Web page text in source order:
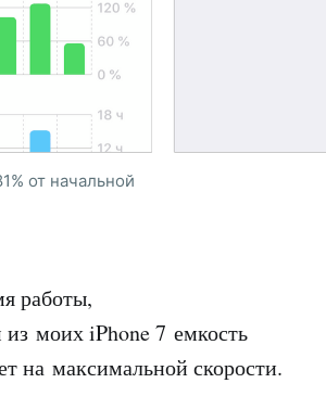
от начальной
работы,
моих iPhone 7 емкость
на максимальной скорости.